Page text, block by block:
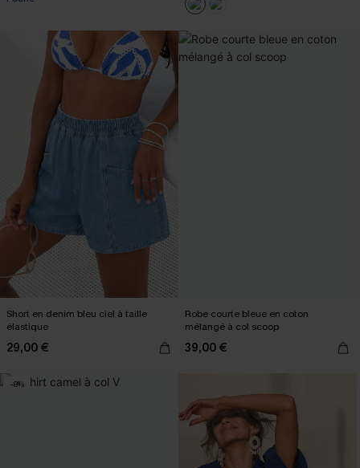
Short en denim bleu ciel à taille
élastique
29,00 €
Robe courte bleue en coton
mélangé à col scoop
39,00 €
-8%